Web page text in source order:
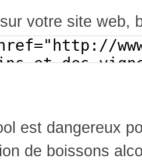
votre site web,
est dangereux
de boissons